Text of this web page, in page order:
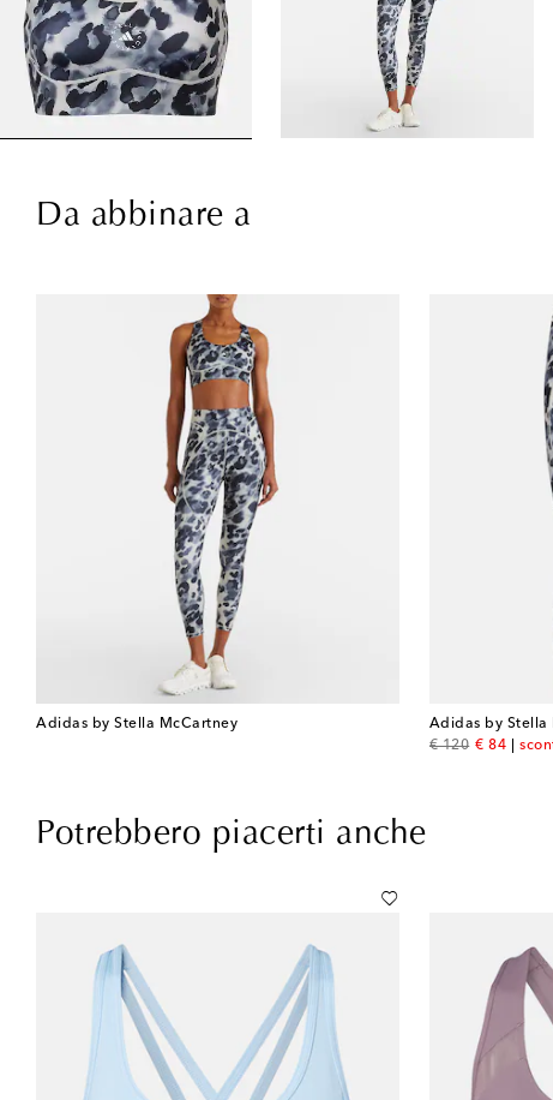
Da abbinare a
Adidas by Stella McCartney
Adidas by Stella
€ 120
original price
€ 84
discount
Potrebbero piacerti anche